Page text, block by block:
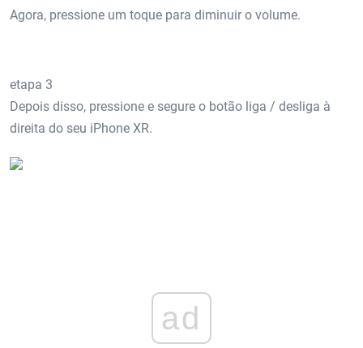
Agora, pressione um toque para diminuir o volume.
etapa 3
Depois disso, pressione e segure o botão liga / desliga à
direita do seu iPhone XR.
ad